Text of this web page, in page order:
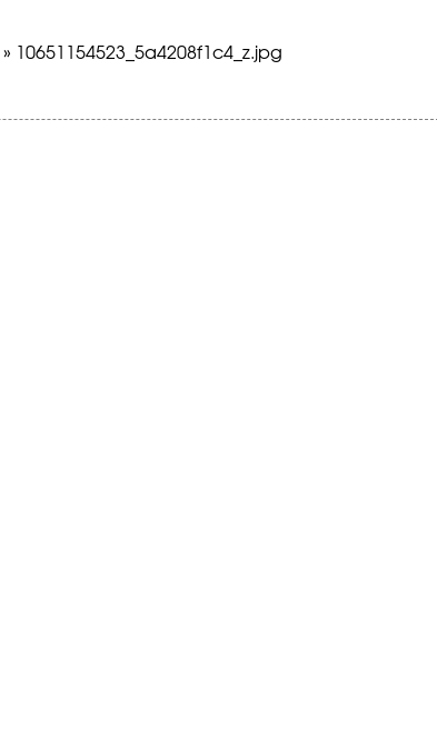
» 10651154523_5a4208f1c4_z.jpg